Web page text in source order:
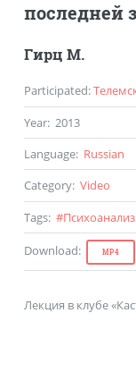
последней
Гирц М.
Participated:
Year: 2013
Language: Russian
Category: Video
Tags: #Психоанализ
Download: MP4
Лекция в клубе